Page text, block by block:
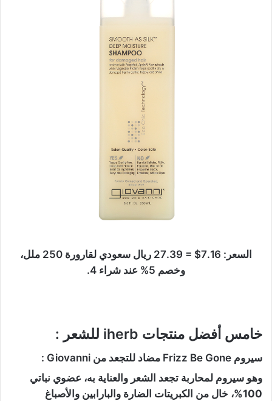
السعر: 7.16$ = 27.39 ريال سعودي لقارورة 250 ملل،
وخصم 5% عند شراء 4.
خامس أفضل منتجات iherb للشعر :
سيروم Frizz Be Gone مضاد للتجعد من Giovanni :
وهو سيروم لمحاربة تجعد الشعر والعناية به، عضوي نباتي
100%، خال من الكبريتات الضارة والبارابين والأصباغ